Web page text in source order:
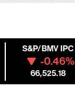
S&P/BMV IPC
-0.46%
66,525.18